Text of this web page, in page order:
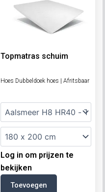
Topmatras schuim
Hoes Dubbeldoek hoes | Afritsbaar
Log in om prijzen te
bekijken
Toevoegen